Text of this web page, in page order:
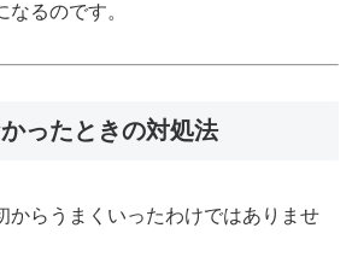
なるのです。
ったときの対処法
からうまくいったわけではありませ